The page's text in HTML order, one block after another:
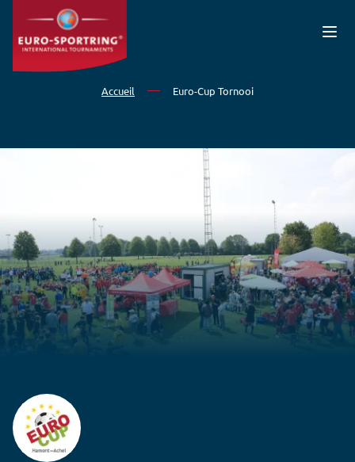
Aller au contenu principal
Accueil Euro-Cup Tornooi